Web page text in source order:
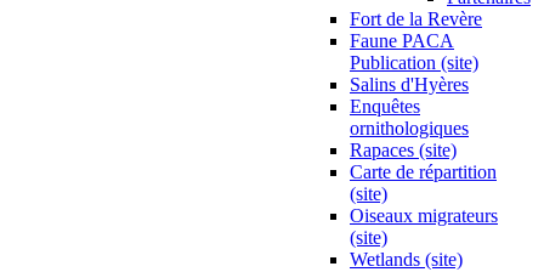
Fort de la Revère
Faune PACA
Publication (site)
Salins d'Hyères
Enquêtes
ornithologiques
Rapaces (site)
Carte de répartition
(site)
Oiseaux migrateurs
(site)
Wetlands (site)